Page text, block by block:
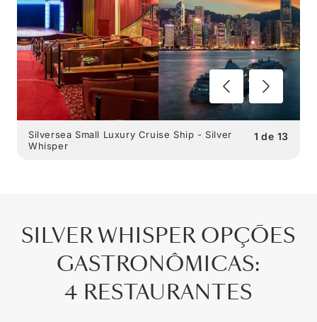
1 de 13
Silversea Small Luxury Cruise Ship - Silver
Whisper
SILVER WHISPER OPÇÕES
GASTRONÔMICAS:
4 RESTAURANTES